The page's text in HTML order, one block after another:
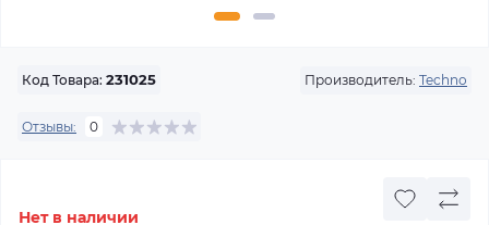
Код Товара: 231025 Производитель: Techno
Отзывы: 0
Нет в наличии